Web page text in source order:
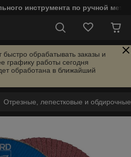
инструмента по ручной
обрабатывать заказы и
графику работы сегодня
обработана в ближайший
Отрезные, лепестковые и